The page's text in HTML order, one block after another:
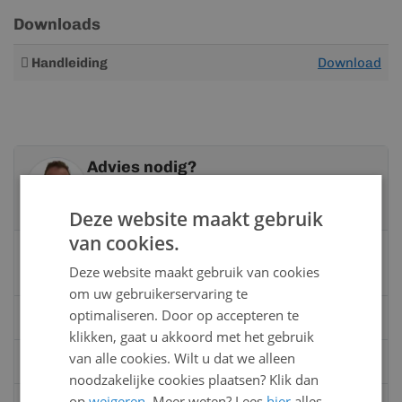
Downloads
Meer
Handleiding Download
Advies nodig?
Vandaag bereikbaar
van 08:00 tot 17:00 uur
0528 - 355190
Mailinfo@kunststofbouwmateriaal.nl
Deze website maakt gebruik
van cookies.
Deze website maakt gebruik van cookies
om uw gebruikerservaring te
optimaliseren. Door op accepteren te
klikken, gaat u akkoord met het gebruik
van alle cookies. Wilt u dat we alleen
noodzakelijke cookies plaatsen? Klik dan